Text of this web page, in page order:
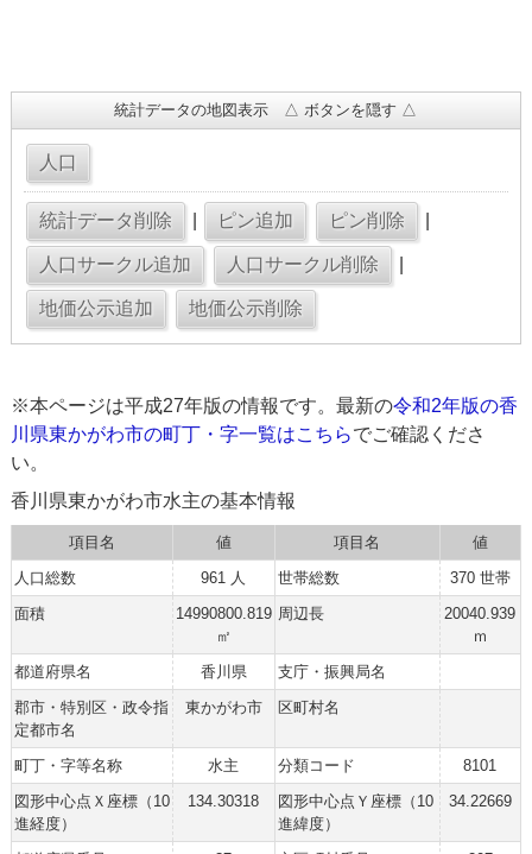
統計データの地図表示 △ ボタンを隠す △
※本ページは平成27年版の情報です。最新の令和2年版の香
川県東かがわ市の町丁・字一覧はこちらでご確認くださ
い。
香川県東かがわ市水主の基本情報
項目名 値 項目名
値
人口総数
961 人 世帯総数
370 世帯
面積
14990800.819
㎡
周辺長
20040.939
ｍ
都道府県名
香川県
支庁・振興局名
郡市・特別区・政令指
定都市名
東かがわ市 区町村名
町丁・字等名称 水主 分類コード
8101
図形中心点Ｘ座標（10
進経度）
134.30318
図形中心点Ｙ座標（10
進緯度）
34.22669